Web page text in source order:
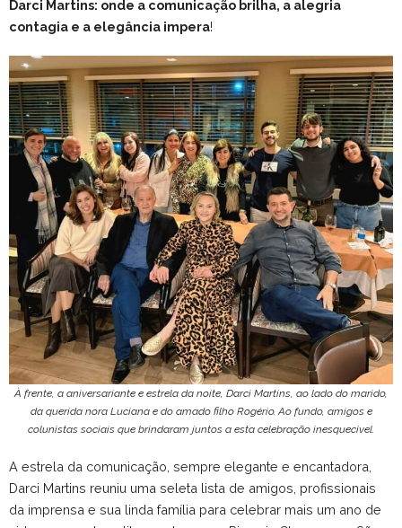
Darci Martins: onde a comunicação brilha, a alegria
contagia e a elegância impera!
À frente, a aniversariante e estrela da noite, Darci Martins, ao lado do marido,
da querida nora Luciana e do amado filho Rogério. Ao fundo, amigos e
colunistas sociais que brindaram juntos a esta celebração inesquecível.
A estrela da comunicação, sempre elegante e encantadora,
Darci Martins reuniu uma seleta lista de amigos, profissionais
da imprensa e sua linda família para celebrar mais um ano de